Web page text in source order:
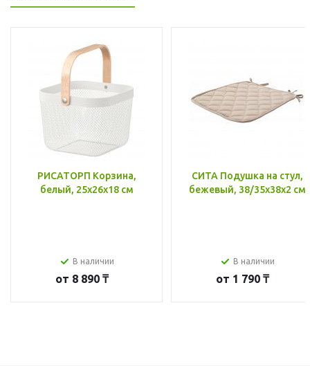
РИСАТОРП Корзина,
белый, 25x26x18 см
В наличии
от 8 890 ₸
СИТА Подушка на стул,
бежевый, 38/35x38x2 см
В наличии
от 1 790 ₸